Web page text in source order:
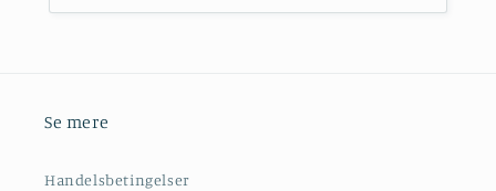
Se mere
Handelsbetingelser